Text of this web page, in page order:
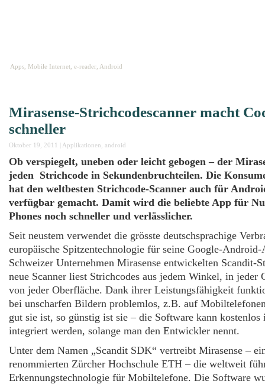
Apps, Mobile Internet, e-reader, Android
Mirasense-Strichcodescanner macht
schneller
Oktober 19, 2011 Applikationen android
Ob verspiegelt, uneben oder leicht gebogen – der
jeden Strichcode in Sekundenbruchteilen. Die
hat den weltbesten Strichcode-Scanner auch für
verfügbar gemacht. Damit wird die beliebte App für
Phones noch schneller und verlässlicher.
Seit neustem verwendet die grösste deutschsprachige
europäische Spitzentechnologie für seine Google-
Schweizer Unternehmen Mirasense entwickelten Scandit-
neue Scanner liest Strichcodes aus jedem Winkel, in jeder
von jeder Oberfläche. Dank ihrer Leistungsfähigkeit
bei unscharfen Bildern problemlos, z.B. auf
gut sie ist, so günstig ist sie – die Software kann kostenlos
integriert werden, solange man den Entwickler nennt.
Unter dem Namen „Scandit SDK“ vertreibt Mirasense –
renommierten Zürcher Hochschule ETH – die weltweit
Erkennungstechnologie für Mobiltelefone. Die Software